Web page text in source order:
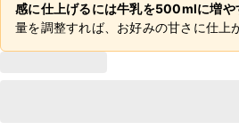
感に仕上げるには牛乳を500mlに増や
量を調整すれば、お好みの甘さに仕上